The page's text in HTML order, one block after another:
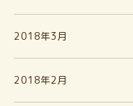
2018年3月
2018年2月